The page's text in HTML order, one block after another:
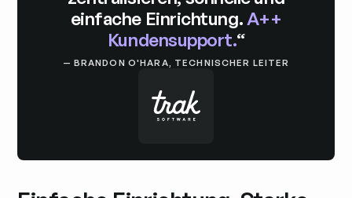
einfache Einrichtung. A++
Kundensupport.“
— BRANDON O'HARA, TECHNISCHER LEITER